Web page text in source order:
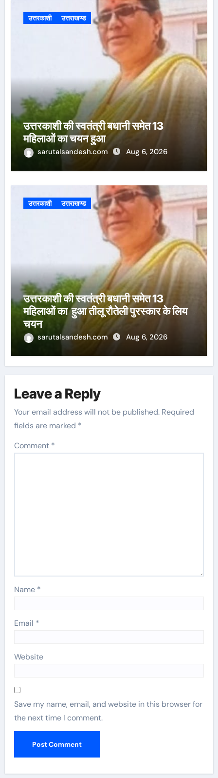
उत्तरकाशी उत्तराखण्ड
उत्तरकाशी की स्वतंत्री बधानी समेत 13
महिलाओं का चयन हुआ
sarutalsandesh.com Aug 6, 2026
उत्तरकाशी उत्तराखण्ड
उत्तरकाशी की स्वतंत्री बधानी समेत 13
महिलाओं का हुआ तीलू रौतेली पुरस्कार के लिय
चयन
sarutalsandesh.com Aug 6, 2026
Leave a Reply
Your email address will not be published. Required
fields are marked *
Comment *
Name *
Email *
Website
Save my name, email, and website in this browser for
the next time I comment.